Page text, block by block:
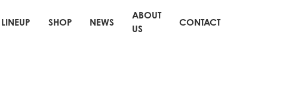
LINEUP SHOP NEWS
ABOUT
US
CONTACT